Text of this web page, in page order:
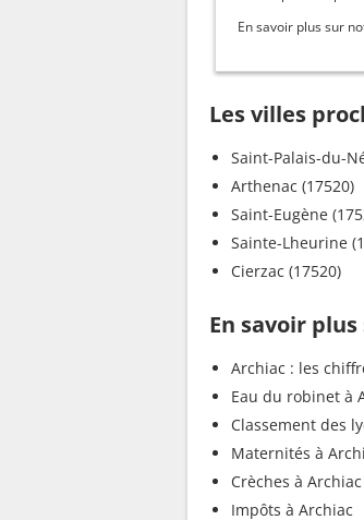
En savoir plus sur
Les villes
Saint-Palais-du-
Arthenac (17520)
Saint-Eugène
Sainte-Lheurine
Cierzac (17520)
En savoir
Archiac : les
Eau du robinet à
Classement des
Maternités à
Crèches à Archiac
Impôts à Archiac